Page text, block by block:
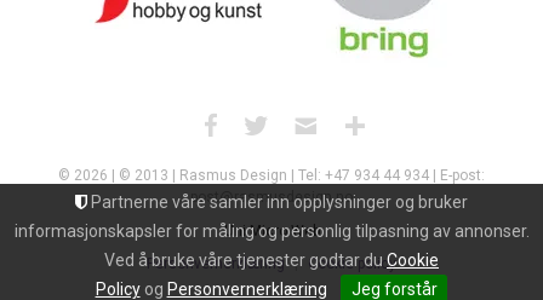
Partnerne våre samler inn opplysninger og bruker
informasjonskapsler for måling og personlig tilpasning av annonser.
Ved å bruke våre tjenester godtar duCookie
Policyog Personvernerklæring Jeg forstår
© 2026 | © 2013 | Rasmus Design | Tel: +47 934 44 934 | E-post:
post@rasmusdesign.no
Uni Micro Web
Personvernerklæring
Cookie policy